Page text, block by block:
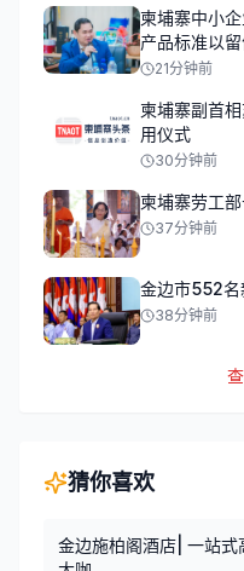
柬埔寨中小
产品标准以
21分钟前
柬埔寨副首
用仪式
30分钟前
柬埔寨劳工
37分钟前
金边市552名
38分钟前
猜你喜欢
金边施柏阁酒店| 一站